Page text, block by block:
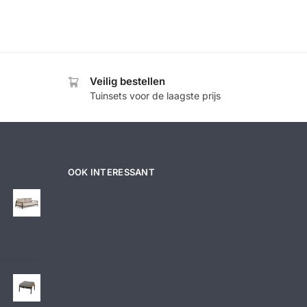
Veilig bestellen
Tuinsets voor de laagste prijs
OOK INTERESSANT